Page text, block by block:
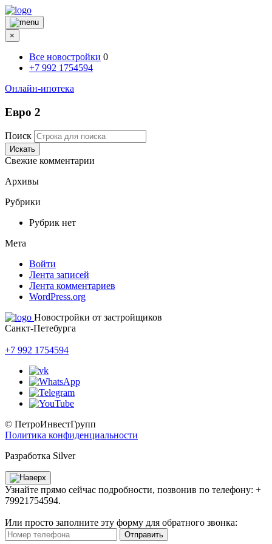
×
Все новостройки 0
+7 992 1754594
Онлайн-ипотека
Евро 2
Поиск
Искать
Свежие комментарии
Архивы
Рубрики
Рубрик нет
Мета
Войти
Лента записей
Лента комментариев
WordPress.org
Новостройки от застройщиков
Санкт-Петебурга
+7 992 1754594
© ПетроИнвестГрупп
Политика конфиденциальности
Разработка Silver
Узнайте прямо сейчас подробности, позвонив по телефону: +
79921754594.
Или просто заполните эту форму для обратного звонка:
Отправить